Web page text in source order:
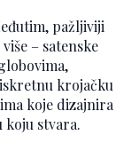
pažljiviji
– satenske
krojačku
koje dizajnira
koju stvara.